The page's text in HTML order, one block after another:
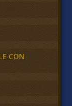
CON